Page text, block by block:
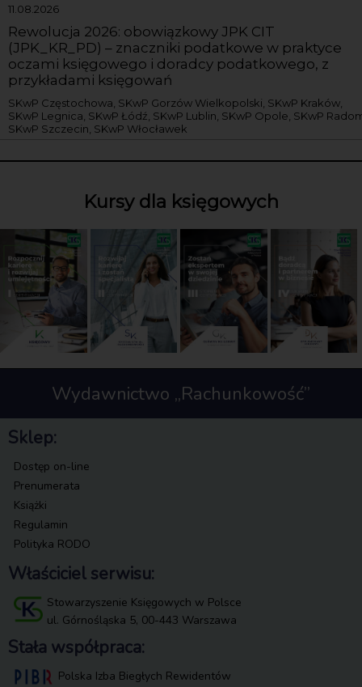
11.08.2026
Rewolucja 2026: obowiązkowy JPK CIT
(JPK_KR_PD) – znaczniki podatkowe w praktyce
oczami księgowego i doradcy podatkowego, z
przykładami księgowań
SKwP Częstochowa, SKwP Gorzów Wielkopolski, SKwP Kraków,
SKwP Legnica, SKwP Łódź, SKwP Lublin, SKwP Opole, SKwP
SKwP Szczecin, SKwP Włocławek
Kursy dla księgowych
Wydawnictwo „Rachunkowość”
Sklep:
Dostęp on-line
Prenumerata
Książki
Regulamin
Polityka RODO
Właściciel serwisu:
Stowarzyszenie Księgowych w Polsce
ul. Górnośląska 5, 00-443 Warszawa
Stała współpraca:
Polska Izba Biegłych Rewidentów